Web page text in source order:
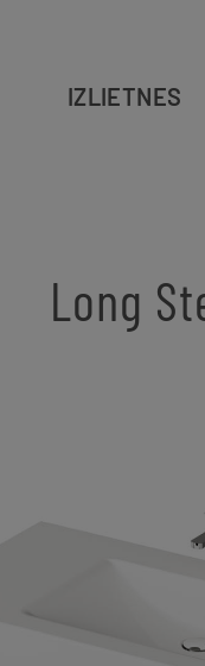
IZLIETNES
Long